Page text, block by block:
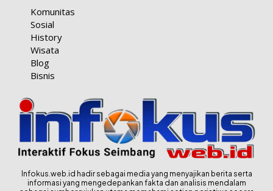
Komunitas
Sosial
History
Wisata
Blog
Bisnis
Infokus.web.id hadir sebagai media yang menyajikan berita serta
informasi yang mengedepankan fakta dan analisis mendalam